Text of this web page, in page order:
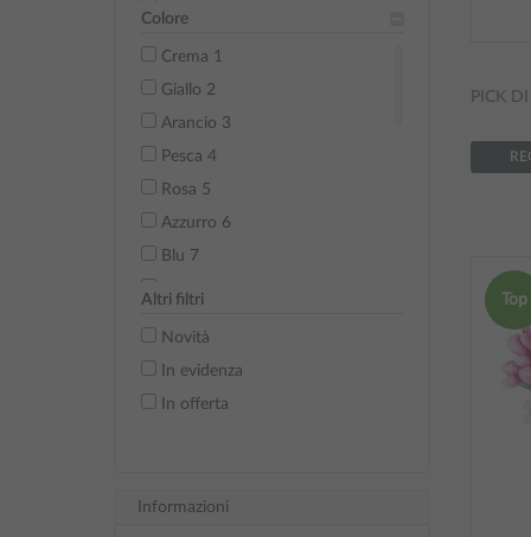
Colore
Crema 1
Giallo 2
Arancio 3
Pesca 4
Rosa 5
Azzurro 6
Blu 7
Altri filtri
Novità
In evidenza
In offerta
Informazioni
PICK
Top